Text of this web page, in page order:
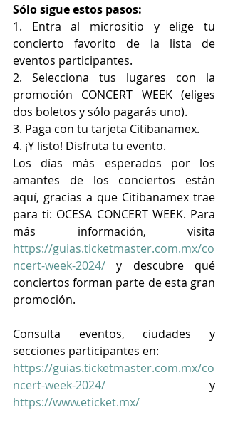
Sólo sigue estos pasos:
1. Entra al micrositio y elige tu
concierto favorito de la lista de
eventos participantes.
2. Selecciona tus lugares con la
promoción CONCERT WEEK (eliges
dos boletos y sólo pagarás uno).
3. Paga con tu tarjeta Citibanamex.
4. ¡Y listo! Disfruta tu evento.
Los días más esperados por los
amantes de los conciertos están
aquí, gracias a que Citibanamex trae
para ti: OCESA CONCERT WEEK. Para
https://guias.ticketmaster.com.mx/co
ncert-week-2024/ y descubre qué
conciertos forman parte de esta gran
promoción.
Consulta eventos, ciudades y
secciones participantes en:
https://guias.ticketmaster.com.mx/co
ncert-week-2024/
https://www.eticket.mx/